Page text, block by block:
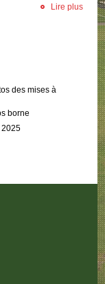
Lire plus
des mises à
borne
2025